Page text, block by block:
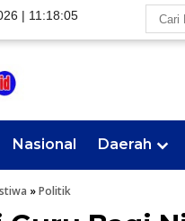
| 11:18:07
Nasional Daerah
»Politik